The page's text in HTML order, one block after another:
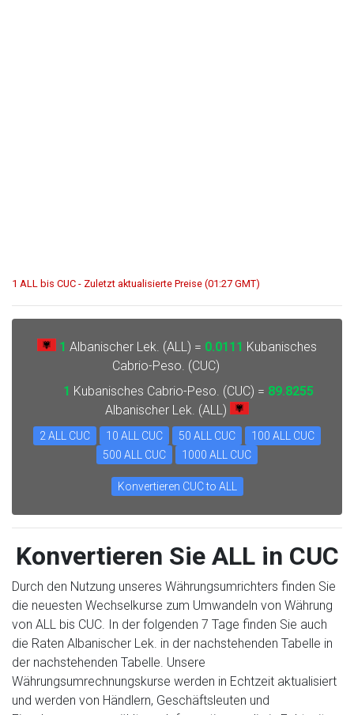
1 ALL bis CUC - Zuletzt aktualisierte Preise (01:27 GMT)
1 Albanischer Lek. (ALL) = 0.0111 Kubanisches
Cabrio-Peso. (CUC)
1 Kubanisches Cabrio-Peso. (CUC) = 89.8255
Albanischer Lek. (ALL)
2 ALL CUC 10 ALL CUC 50 ALL CUC
100 ALL CUC
500 ALL CUC
1000 ALL CUC
Konvertieren CUC to ALL
Konvertieren Sie ALL in CUC
Durch den Nutzung unseres Währungsumrichters finden Sie
die neuesten Wechselkurse zum Umwandeln von Währung
von ALL bis CUC. In der folgenden 7 Tage finden Sie auch
die Raten Albanischer Lek. in der nachstehenden Tabelle in
der nachstehenden Tabelle. Unsere
Währungsumrechnungskurse werden in Echtzeit aktualisiert
und werden von Händlern, Geschäftsleuten und